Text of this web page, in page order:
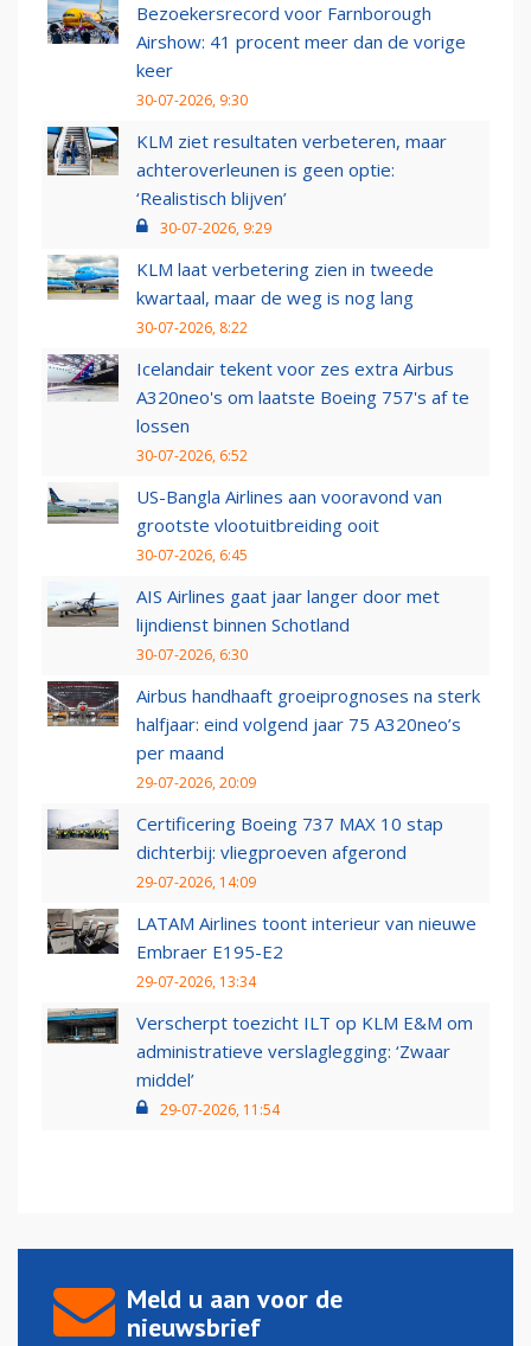
Bezoekersrecord voor Farnborough
Airshow: 41 procent meer dan de vorige
keer
30-07-2026, 9:30
KLM ziet resultaten verbeteren, maar
achteroverleunen is geen optie:
‘Realistisch blijven’
30-07-2026, 9:29
KLM laat verbetering zien in tweede
kwartaal, maar de weg is nog lang
30-07-2026, 8:22
Icelandair tekent voor zes extra Airbus
A320neo's om laatste Boeing 757's af te
lossen
30-07-2026, 6:52
US-Bangla Airlines aan vooravond van
grootste vlootuitbreiding ooit
30-07-2026, 6:45
AIS Airlines gaat jaar langer door met
lijndienst binnen Schotland
30-07-2026, 6:30
Airbus handhaaft groeiprognoses na sterk
halfjaar: eind volgend jaar 75 A320neo’s
per maand
29-07-2026, 20:09
Certificering Boeing 737 MAX 10 stap
dichterbij: vliegproeven afgerond
29-07-2026, 14:09
LATAM Airlines toont interieur van nieuwe
Embraer E195-E2
29-07-2026, 13:34
Verscherpt toezicht ILT op KLM E&M om
administratieve verslaglegging: ‘Zwaar
middel’
29-07-2026, 11:54
Meld u aan voor de
nieuwsbrief